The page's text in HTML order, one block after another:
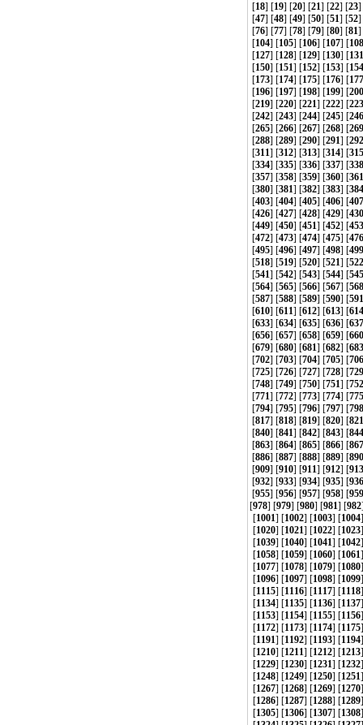
[18] [19] [20] [21] [22] [23]
[47] [48] [49] [50] [51] [52]
[76] [77] [78] [79] [80] [81]
[104] [105] [106] [107] [108
[127] [128] [129] [130] [131
[150] [151] [152] [153] [154
[173] [174] [175] [176] [177
[196] [197] [198] [199] [200
[219] [220] [221] [222] [223
[242] [243] [244] [245] [246
[265] [266] [267] [268] [269
[288] [289] [290] [291] [292
[311] [312] [313] [314] [315
[334] [335] [336] [337] [338
[357] [358] [359] [360] [361
[380] [381] [382] [383] [384
[403] [404] [405] [406] [407
[426] [427] [428] [429] [430
[449] [450] [451] [452] [453
[472] [473] [474] [475] [476
[495] [496] [497] [498] [499
[518] [519] [520] [521] [522
[541] [542] [543] [544] [545
[564] [565] [566] [567] [568
[587] [588] [589] [590] [591
[610] [611] [612] [613] [614
[633] [634] [635] [636] [637
[656] [657] [658] [659] [660
[679] [680] [681] [682] [683
[702] [703] [704] [705] [706
[725] [726] [727] [728] [729
[748] [749] [750] [751] [752
[771] [772] [773] [774] [775
[794] [795] [796] [797] [798
[817] [818] [819] [820] [821
[840] [841] [842] [843] [844
[863] [864] [865] [866] [867
[886] [887] [888] [889] [890
[909] [910] [911] [912] [913
[932] [933] [934] [935] [936
[955] [956] [957] [958] [959
[978] [979] [980] [981] [982
[1001] [1002] [1003] [1004
[1020] [1021] [1022] [1023
[1039] [1040] [1041] [1042
[1058] [1059] [1060] [1061
[1077] [1078] [1079] [1080
[1096] [1097] [1098] [1099
[1115] [1116] [1117] [1118
[1134] [1135] [1136] [1137
[1153] [1154] [1155] [1156
[1172] [1173] [1174] [1175
[1191] [1192] [1193] [1194
[1210] [1211] [1212] [1213
[1229] [1230] [1231] [1232
[1248] [1249] [1250] [1251
[1267] [1268] [1269] [1270
[1286] [1287] [1288] [1289
[1305] [1306] [1307] [1308